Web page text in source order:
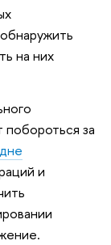
на них
за
и